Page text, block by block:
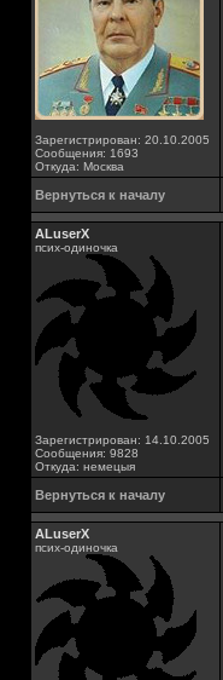
Зарегистрирован: 20.10.2005
Сообщения: 1693
Откуда: Москва
Вернуться к началу
ALuserX
псих-одиночка
Зарегистрирован: 14.10.2005
Сообщения: 9828
Откуда: немецыя
Вернуться к началу
ALuserX
псих-одиночка